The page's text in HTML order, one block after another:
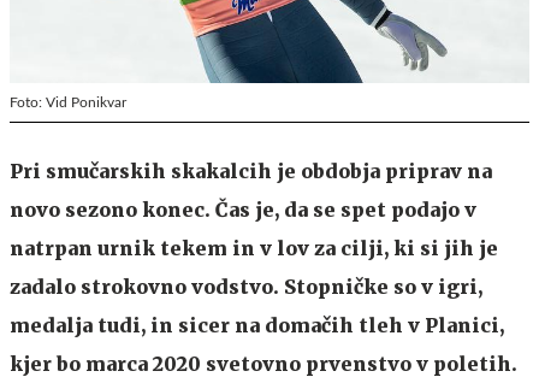
Foto: Vid Ponikvar
Pri smučarskih skakalcih je obdobja priprav na
novo sezono konec. Čas je, da se spet podajo v
natrpan urnik tekem in v lov za cilji, ki si jih je
zadalo strokovno vodstvo. Stopničke so v igri,
medalja tudi, in sicer na domačih tleh v Planici,
kjer bo marca 2020 svetovno prvenstvo v poletih.